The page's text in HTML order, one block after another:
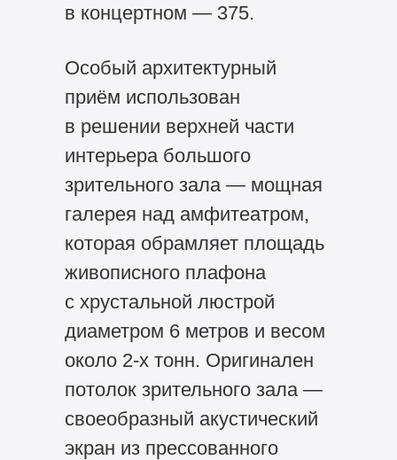
в концертном — 375.
Особый архитектурный
приём использован
в решении верхней части
интерьера большого
зрительного зала — мощная
галерея над амфитеатром,
которая обрамляет площадь
живописного плафона
с хрустальной люстрой
диаметром 6 метров и весом
около 2-хтонн. Оригинален
потолок зрительного зала —
своеобразный акустический
экран из прессованного